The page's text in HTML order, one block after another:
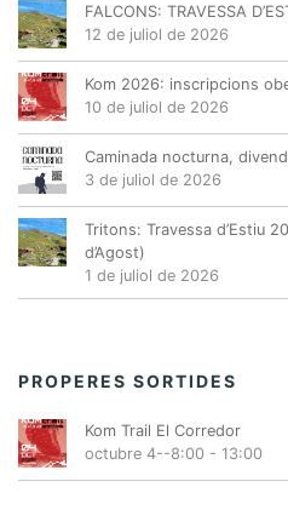
FALCONS: TRAVESSA
12 de juliol de 2026
Kom 2026: inscripcions
10 de juliol de 2026
Caminada nocturna,
3 de juliol de 2026
Tritons: Travessa d’Estiu
d’Agost)
1 de juliol de 2026
PROPERES SORTIDES
Kom Trail El Corredor
octubre 4--8:00 - 13:00